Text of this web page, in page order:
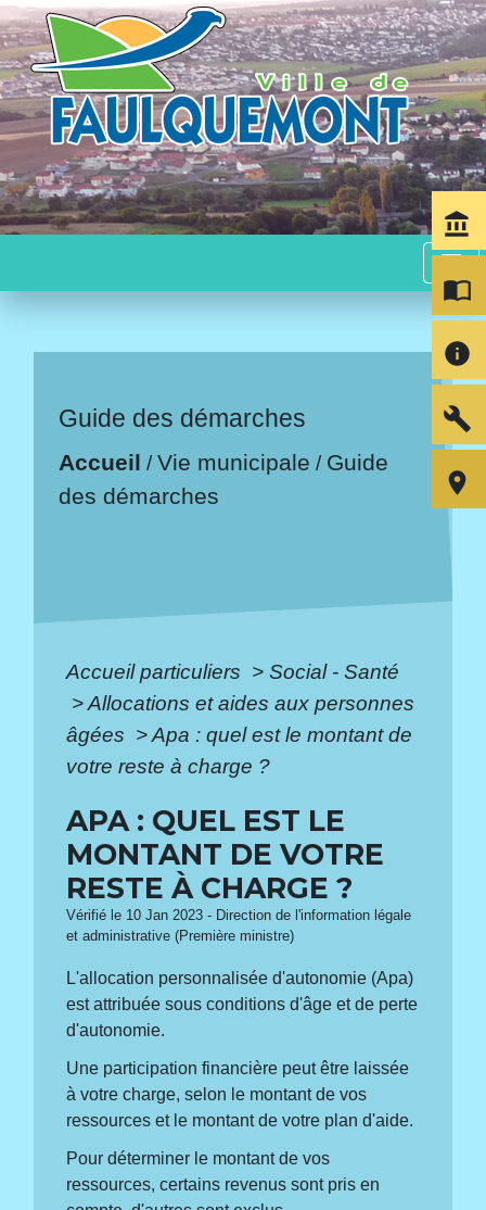
menu
Guide des démarches
Accueil /Vie municipale / Guide
des démarches
Accueil particuliers > Social - Santé
>Allocations et aides aux personnes
âgées >Apa : quel est le montant de
votre reste à charge ?
APA : QUEL EST LE
MONTANT DE VOTRE
RESTE À CHARGE ?
Vérifié le 10 Jan 2023 - Direction de l'information légale
et administrative (Première ministre)
L'allocation personnalisée d'autonomie (Apa)
est attribuée sous conditions d'âge et de perte
d'autonomie.
Une participation financière peut être laissée
à votre charge, selon le montant de vos
ressources et le montant de votre plan d'aide.
Pour déterminer le montant de vos
ressources, certains revenus sont pris en
account_balance
import_contacts
info
build
room